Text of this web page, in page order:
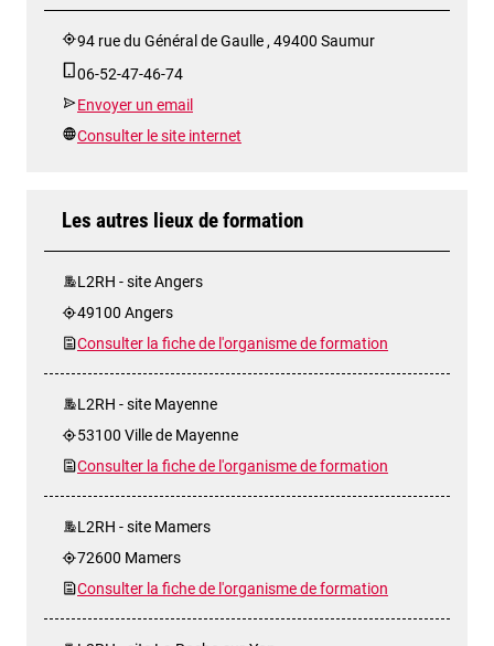
94 rue du Général de Gaulle , 49400 Saumur
06-52-47-46-74
Envoyer un email
Consulter le site internet
Les autres lieux de formation
L2RH - site Angers
49100 Angers
Consulter la fiche de l'organisme de formation
L2RH - site Mayenne
53100 Ville de Mayenne
Consulter la fiche de l'organisme de formation
L2RH - site Mamers
72600 Mamers
Consulter la fiche de l'organisme de formation